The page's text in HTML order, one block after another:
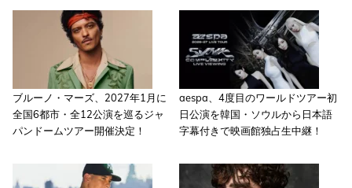
ブルーノ・マーズ、2027年1月に
全国6都市・全12公演を巡るジャ
パンドームツアー開催決定！
aespa、4度目のワールドツアー初
日公演を韓国・ソウルから日本語
字幕付きで映画館独占生中継！